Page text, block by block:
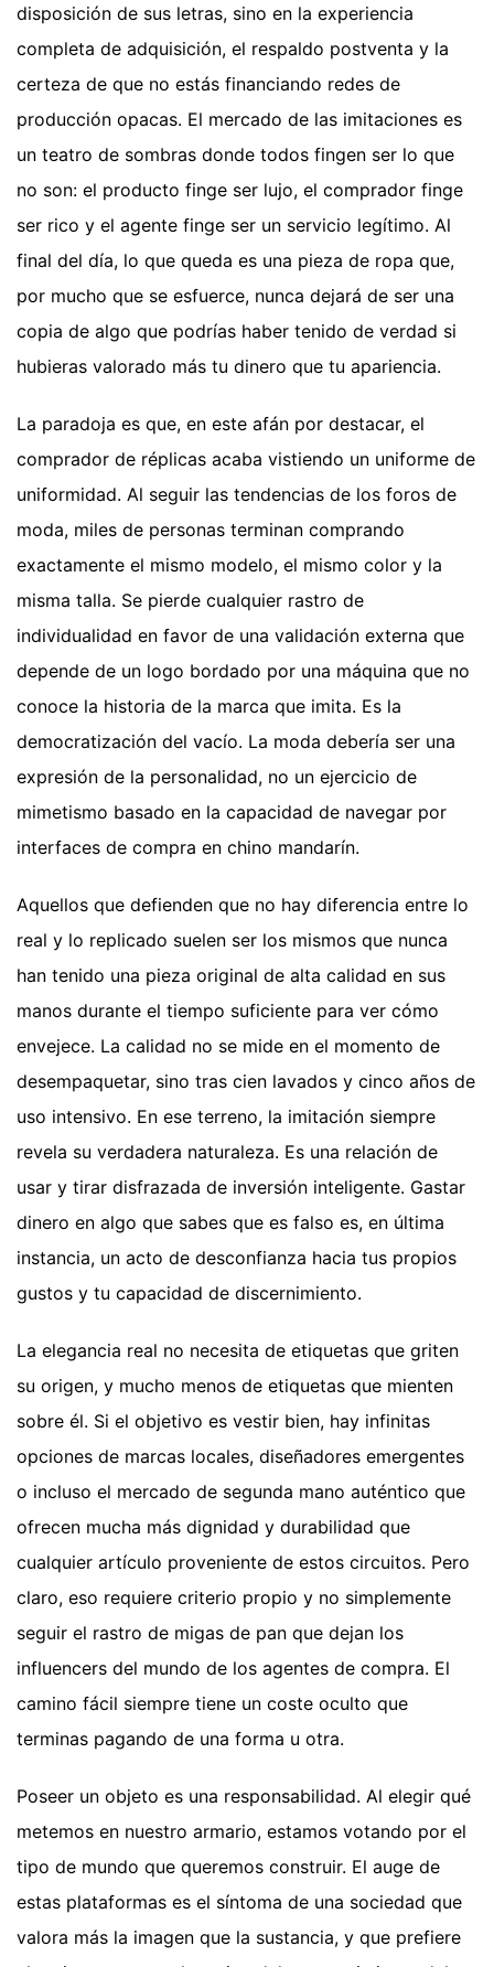
disposición de sus letras, sino en la experiencia
completa de adquisición, el respaldo postventa y la
certeza de que no estás financiando redes de
producción opacas. El mercado de las imitaciones es
un teatro de sombras donde todos fingen ser lo que
no son: el producto finge ser lujo, el comprador finge
ser rico y el agente finge ser un servicio legítimo. Al
final del día, lo que queda es una pieza de ropa que,
por mucho que se esfuerce, nunca dejará de ser una
copia de algo que podrías haber tenido de verdad si
hubieras valorado más tu dinero que tu apariencia.
La paradoja es que, en este afán por destacar, el
comprador de réplicas acaba vistiendo un uniforme de
uniformidad. Al seguir las tendencias de los foros de
moda, miles de personas terminan comprando
exactamente el mismo modelo, el mismo color y la
misma talla. Se pierde cualquier rastro de
individualidad en favor de una validación externa que
depende de un logo bordado por una máquina que no
conoce la historia de la marca que imita. Es la
democratización del vacío. La moda debería ser una
expresión de la personalidad, no un ejercicio de
mimetismo basado en la capacidad de navegar por
interfaces de compra en chino mandarín.
Aquellos que defienden que no hay diferencia entre lo
real y lo replicado suelen ser los mismos que nunca
han tenido una pieza original de alta calidad en sus
manos durante el tiempo suficiente para ver cómo
envejece. La calidad no se mide en el momento de
desempaquetar, sino tras cien lavados y cinco años de
uso intensivo. En ese terreno, la imitación siempre
revela su verdadera naturaleza. Es una relación de
usar y tirar disfrazada de inversión inteligente. Gastar
dinero en algo que sabes que es falso es, en última
instancia, un acto de desconfianza hacia tus propios
gustos y tu capacidad de discernimiento.
La elegancia real no necesita de etiquetas que griten
su origen, y mucho menos de etiquetas que mienten
sobre él. Si el objetivo es vestir bien, hay infinitas
opciones de marcas locales, diseñadores emergentes
o incluso el mercado de segunda mano auténtico que
ofrecen mucha más dignidad y durabilidad que
cualquier artículo proveniente de estos circuitos. Pero
claro, eso requiere criterio propio y no simplemente
seguir el rastro de migas de pan que dejan los
influencers del mundo de los agentes de compra. El
camino fácil siempre tiene un coste oculto que
terminas pagando de una forma u otra.
Poseer un objeto es una responsabilidad. Al elegir qué
metemos en nuestro armario, estamos votando por el
tipo de mundo que queremos construir. El auge de
estas plataformas es el síntoma de una sociedad que
valora más la imagen que la sustancia, y que prefiere